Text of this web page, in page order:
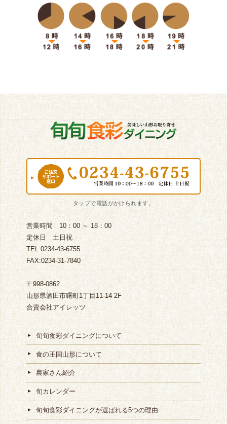
営業時間 10：00 ～ 18：00
定休日 土日祝
TEL:0234-43-6755
FAX:0234-31-7840
〒998-0862
山形県酒田市曙町1丁目11-14 2F
合資会社アイレッツ
旬旬食彩ダイニングについて
食の王国山形について
農家さん紹介
旬カレンダー
旬旬食彩ダイニングが選ばれる5つの理由